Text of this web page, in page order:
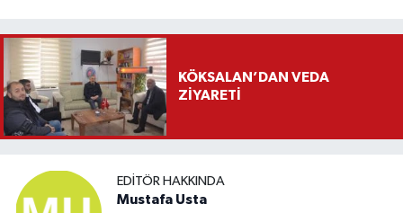
KÖKSALAN’DAN VEDA
ZİYARETİ
EDITÖR HAKKINDA
Mustafa Usta